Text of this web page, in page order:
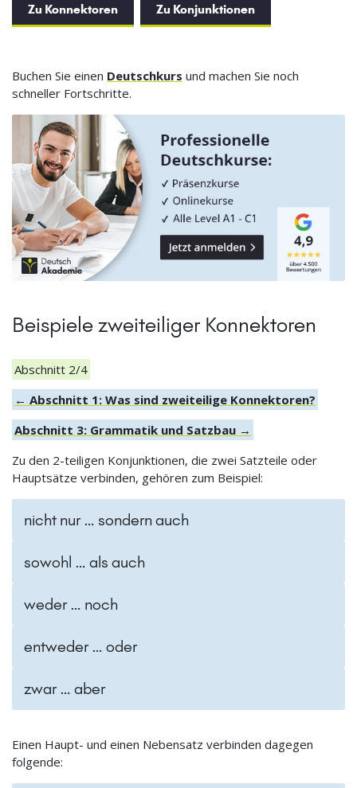
Zu Konnektoren Zu Konjunktionen
Buchen Sie einen Deutschkurs und machen Sie noch
schneller Fortschritte.
Beispiele zweiteiliger Konnektoren
Abschnitt 2/4
← Abschnitt 1: Was sind zweiteilige Konnektoren?
Abschnitt 3: Grammatik und Satzbau →
Zu den 2-teiligen Konjunktionen, die zwei Satzteile oder
Hauptsätze verbinden, gehören zum Beispiel:
nicht nur … sondern auch
sowohl … als auch
weder … noch
entweder … oder
zwar … aber
Einen Haupt- und einen Nebensatz verbinden dagegen
folgende: